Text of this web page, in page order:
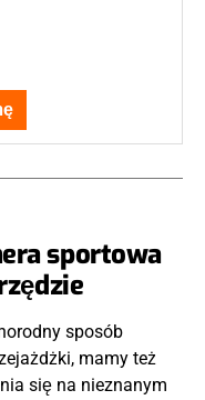
sportowa
sposób
mamy też
się na nieznanym